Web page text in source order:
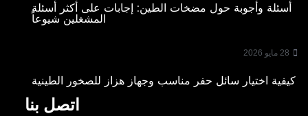
أسئلة وأجوبة حول مضخات الطين: إجابات على أكثر أسئلة
المشغلين شيوعاً
28 مايو 2026
كيفية اختيار سائل حفر مناسب وجهاز هزاز للصخور الطينية
اتصل بنا